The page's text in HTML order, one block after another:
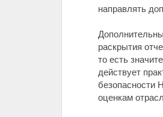
направлять
раскрытия
то есть
действует
безопасности
оценкам